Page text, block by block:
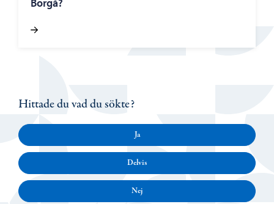
Hittade du vad du sökte?
Ja
Delvis
Nej